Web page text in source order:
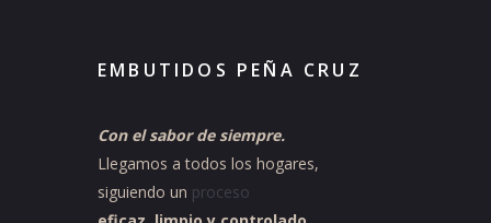
EMBUTIDOS PEÑA CRUZ
Con el sabor de siempre.
Llegamos a todos los hogares,
siguiendo un proceso